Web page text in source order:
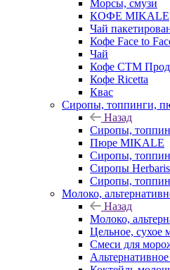
Морсы, смузи
КОФЕ MIKALE
Чай
Кофе Face to
Чай
Кофе СТМ
Кофе Ricetta
Квас
Сиропы, топпинги,
Назад
Сиропы,
Пюре MIKALE
Сиропы,
Сиропы
Сиропы,
Молоко,
Назад
Молоко,
Цельное, сухое
Смеси для